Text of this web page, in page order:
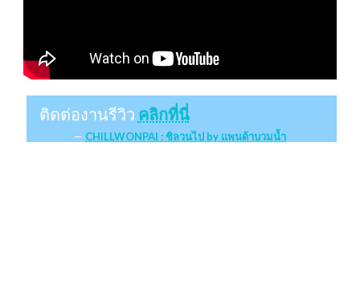
ติดต่องานรีวิว คลิกที่นี่
CHILLWONPAI : ชิลวนไป by แพนด้าบวมน้ำ